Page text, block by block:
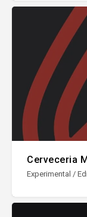
Cerveceria
Experimental /